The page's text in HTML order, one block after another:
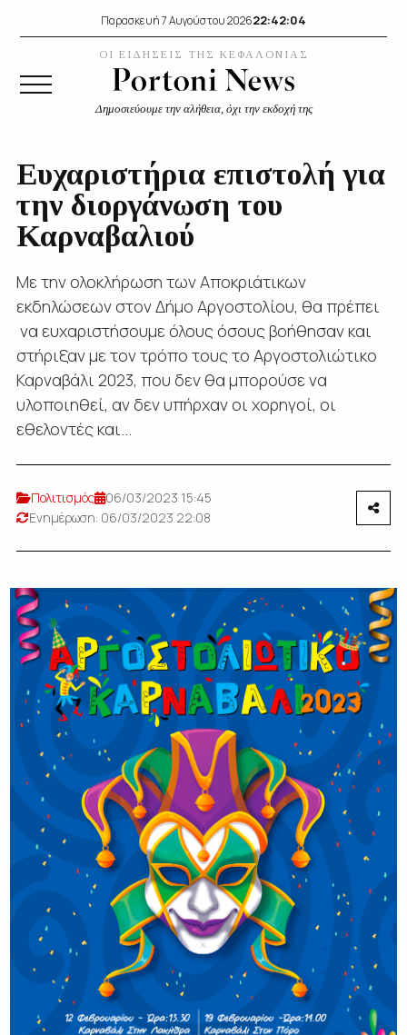
Παρασκευή 7 Αυγούστου 202622:42:05
ΟΙ ΕΙΔΗΣΕΙΣ ΤΗΣ ΚΕΦΑΛΟΝΙΑΣ
Δημοσιεύουμε την αλήθεια, όχι την εκδοχή της
Ευχαριστήρια επιστολή για
την διοργάνωση του
Καρναβαλιού
Με την ολοκλήρωση των Αποκριάτικων
εκδηλώσεων στον Δήμο Αργοστολίου, θα πρέπει
να ευχαριστήσουμε όλους όσους βοήθησαν και
στήριξαν με τον τρόπο τους το Αργοστολιώτικο
Καρναβάλι 2023, που δεν θα μπορούσε να
υλοποιηθεί, αν δεν υπήρχαν οι χορηγοί, οι
εθελοντές και...
Πολιτισμός
06/03/2023 15:45
Ενημέρωση: 06/03/2023 22:08